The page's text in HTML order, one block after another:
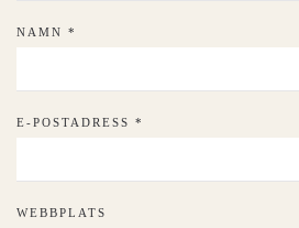
NAMN *
E-POSTADRESS *
WEBBPLATS